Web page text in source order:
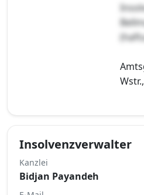
Insolvenzverwalter
Kanzlei
Bidjan Payandeh